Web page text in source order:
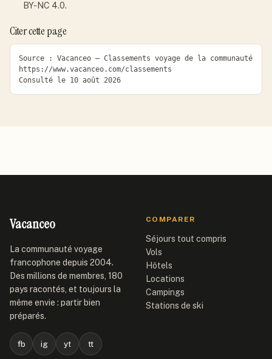
BY-NC 4.0.
Citer cette page
Source : Vacanceo — Classements voyage de la communauté
https://www.vacanceo.com/classements
Consulté le 10 août 2026
Vacanceo
La communauté voyage
francophone depuis 2004.
Des millions de membres, 180
pays racontés, et toujours la
même envie : partir bien
préparés.
fb ig yt tt
COMPARER
Séjours tout compris
Vols
Hôtels
Locations
Campings
Stations de ski